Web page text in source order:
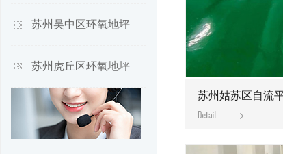
苏州吴中区环氧地坪
苏州虎丘区环氧地坪
苏州姑苏区自流